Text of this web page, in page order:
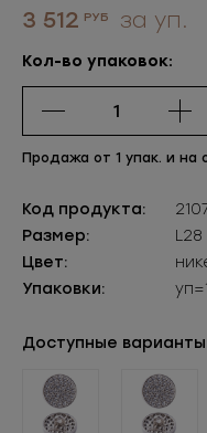
3 512 РУБ за уп.
Кол-во упаковок:
Продажа от 1 упак. и на
Код продукта:
Размер:
L28
Цвет:
Упаковки:
Доступные